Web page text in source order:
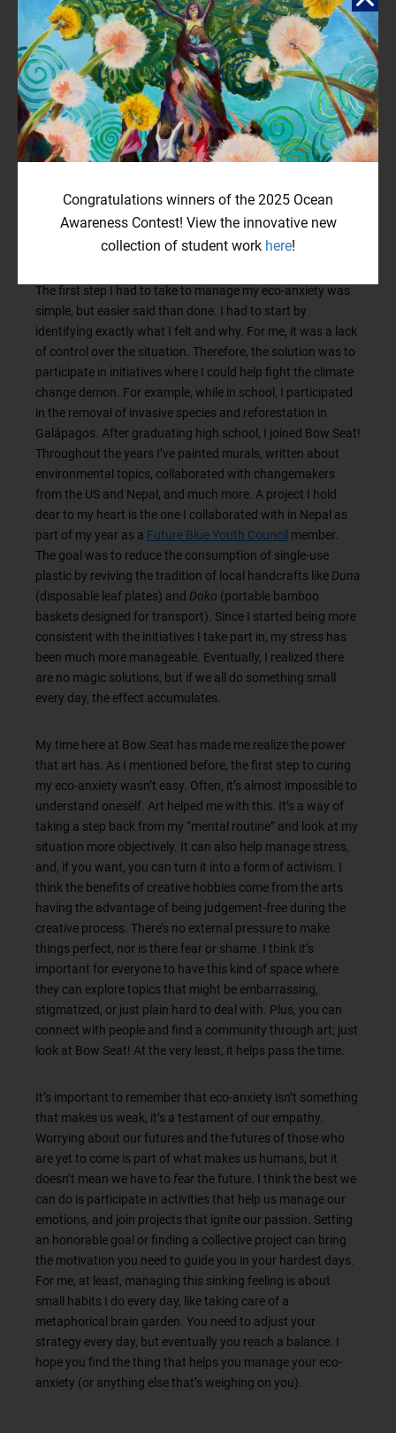
calledeco-anxietyand is a common feeling among youth.
It’s caused by the stress that climate change invokes in us,
whether it has affected us directly or indirectly. Our monkey
brain freaks out either way. In 2025, UNICEF reported that
60% of youth are “very” or “extremely” worried about the
environment. In conversations with other people my age, I
can confirm that the numbers check out. In my experience,
eco-anxiety is due in part to us not having fully learned to
to such a complex topic. However, we can learn to handle
these emotions so they’re not as paralyzing as they were
for me when I was still under a meter tall.
The first step I had to take to manage my eco-anxiety was
simple, but easier said than done. I had to start by
identifying exactly what I felt and why. For me, it was a lack
of control over the situation. Therefore, the solution was to
participate in initiatives where I could help fight the climate
change demon. For example, while in school, I participated
in the removal of invasive species and reforestation in
Galápagos. After graduating high school, I joined Bow Seat!
Throughout the years I’ve painted murals, written about
environmental topics, collaborated with changemakers
from the US and Nepal, and much more. A project I hold
dear to my heart is the one I collaborated with in Nepal as
part of my year as a Future Blue Youth Council member.
The goal was to reduce the consumption of single-use
plastic by reviving the tradition of local handcrafts like Duna
(disposable leaf plates) and Doko (portable bamboo
baskets designed for transport). Since I started being more
consistent with the initiatives I take part in, my stress has
been much more manageable. Eventually, I realized there
are no magic solutions, but if we all do something small
every day, the effect accumulates.
My time here at Bow Seat has made me realize the power
that art has. As I mentioned before, the first step to curing
my eco-anxiety wasn’t easy. Often, it’s almost impossible to
understand oneself. Art helped me with this. It’s a way of
taking a step back from my “mental routine” and look at my
situation more objectively. It can also help manage stress,
and, if you want, you can turn it into a form of activism. I
think the benefits of creative hobbies come from the arts
having the advantage of being judgement-free during the
creative process. There’s no external pressure to make
things perfect, nor is there fear or shame. I think it’s
important for everyone to have this kind of space where
they can explore topics that might be embarrassing,
stigmatized, or just plain hard to deal with. Plus, you can
connect with people and find a community through art; just
look at Bow Seat! At the very least, it helps pass the time.
It’s important to remember that eco-anxiety isn’t something
that makes us weak, it’s a testament of our empathy.
Worrying about our futures and the futures of those who
are yet to come is part of what makes us humans, but it
doesn’t mean we have to fearthe future. I think the best we
can do is participate in activities that help us manage our
emotions, and join projects that ignite our passion. Setting
an honorable goal or finding a collective project can bring
the motivation you need to guide you in your hardest days.
For me, at least, managing this sinking feeling is about
small habits I do every day, like taking care of a
metaphorical brain garden. You need to adjust your
strategy every day, but eventually you reach a balance. I
hope you find the thing that helps you manage your eco-
anxiety (or anything else that’s weighing on you).
Congratulations winners of the 2025 Ocean
Awareness Contest! View the innovative new
collection of student work here!